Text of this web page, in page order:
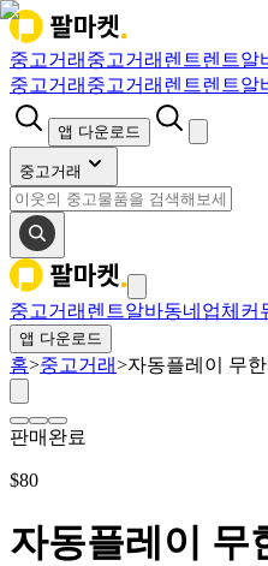
중고거래 중고거래 렌트렌트알
중고거래 중고거래 렌트렌트알
앱 다운로드
중고거래
중고거래 렌트알바동네업체 커
앱 다운로드
홈>중고거래>자동플레이 무
판매완료
$80
자동플레이 무